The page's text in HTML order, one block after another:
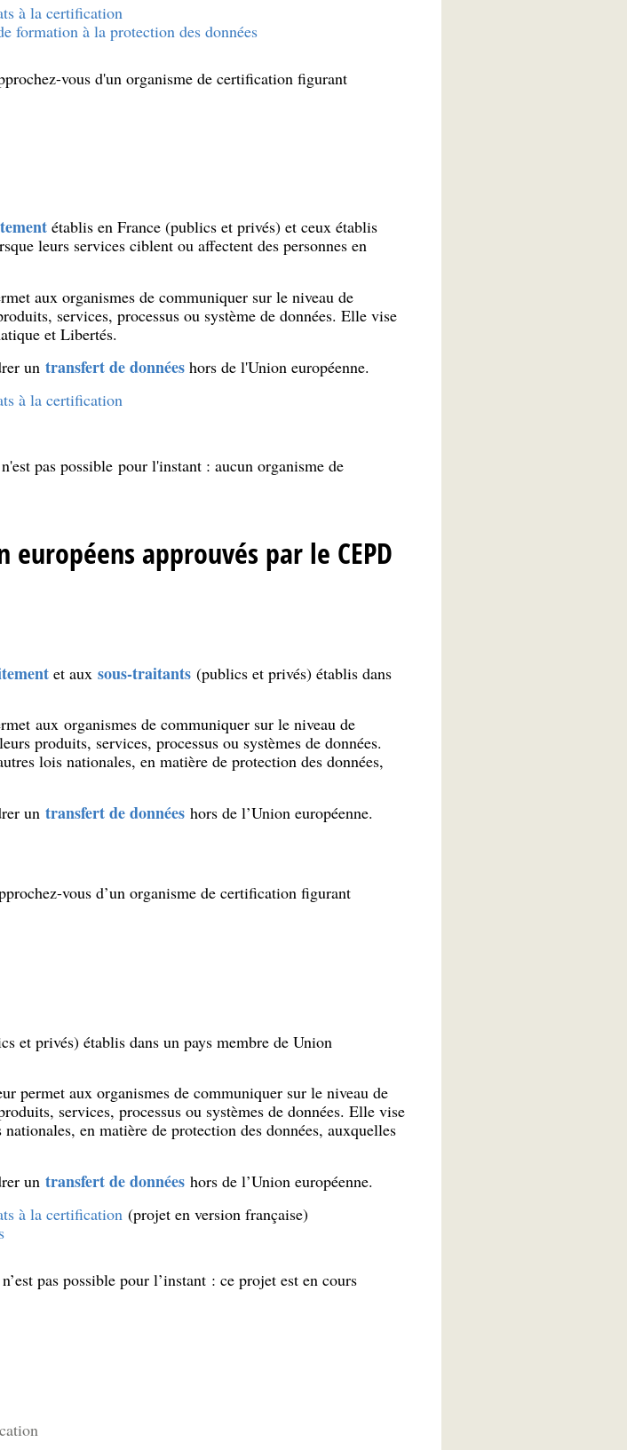
à la certification
formation à la protection des données
vous d'un organisme de certification figurant
établis en France (publics et privés) et ceux établis
leurs services ciblent ou affectent des personnes en
aux organismes de communiquer sur le niveau de
services, processus ou système de données. Elle vise
et Libertés.
un transfert de donnéeshors de l'Union européenne.
à la certification
pas possible pour l'instant : aucun organisme de
approuvés par le CEPD
et aux sous-traitants(publics et privés) établis dans
aux organismes de communiquer sur le niveau de
produits, services, processus ou systèmes de données.
lois nationales, en matière de protection des données,
un transfert de données hors de l’Union européenne.
vous d’un organisme de certification figurant
et privés) établis dans un pays membre de Union
permet aux organismes de communiquer sur le niveau de
services, processus ou systèmes de données. Elle vise
en matière de protection des données, auxquelles
un transfert de données hors de l’Union européenne.
à la certification(projet en version française)
pas possible pour l’instant : ce projet est en cours